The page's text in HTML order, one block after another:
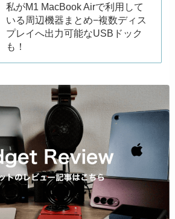
私がM1 MacBook Airで利用して
いる周辺機器まとめ−複数ディス
プレイへ出力可能なUSBドック
も！